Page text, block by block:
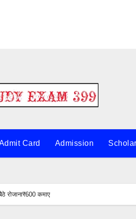
Card Admission
रोजाना₹600 कमाए